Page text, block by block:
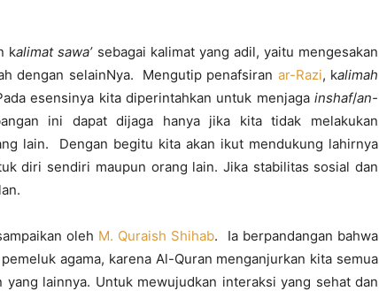
kalimat sawa’sebagai kalimat yang adil, yaitu mengesakan
dengan selainNya. Mengutip penafsiran ar-Razi, kalimah
esensinya kita diperintahkan untuk menjagainshaf/an-
ini dapat dijaga hanya jika kita tidak melakukan
lain. Dengan begitu kita akan ikut mendukung lahirnya
diri sendiri maupun orang lain. Jika stabilitas sosial dan
oleh M. Quraish Shihab. Ia berpandangan bahwa
agama, karena Al-Quran menganjurkan kita semua
lainnya. Untuk mewujudkan interaksi yang sehat dan